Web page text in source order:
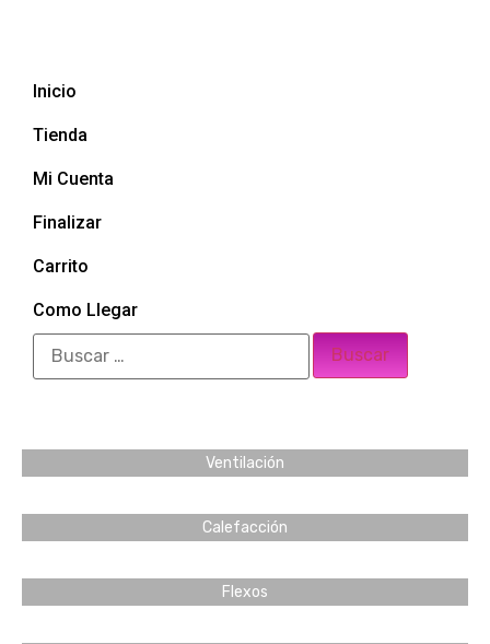
Inicio
Tienda
Mi Cuenta
Finalizar
Carrito
Como Llegar
Ventilación
Calefacción
Flexos